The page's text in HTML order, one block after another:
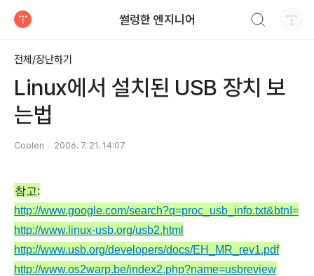
썰렁한 엔지니어
전체/장난하기
Linux에서 설치된 USB 장치 보
는법
Coolen 2006. 7. 21. 14:07
참고:
http://www.google.com/search?q=proc_usb_info.txt&btnI=
http://www.linux-usb.org/usb2.html
http://www.usb.org/developers/docs/EH_MR_rev1.pdf
http://www.os2warp.be/index2.php?name=usbreview